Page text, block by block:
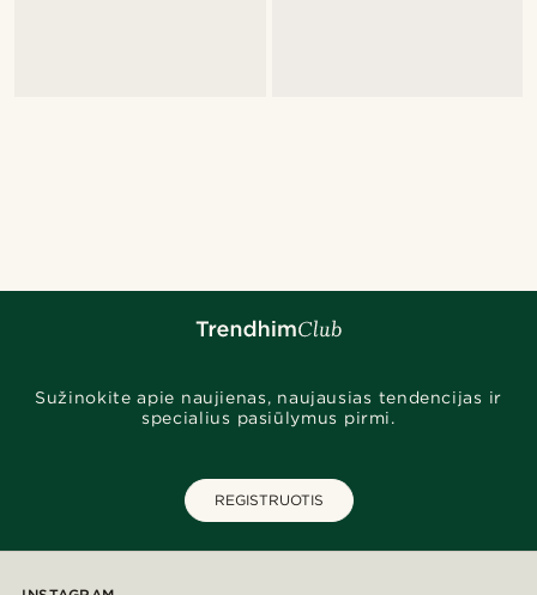
Sužinokite apie naujienas, naujausias tendencijas ir
specialius pasiūlymus pirmi.
REGISTRUOTIS